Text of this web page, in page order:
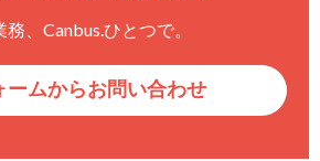
、 Canbus.ひとつで。
ームからお問い合わせ